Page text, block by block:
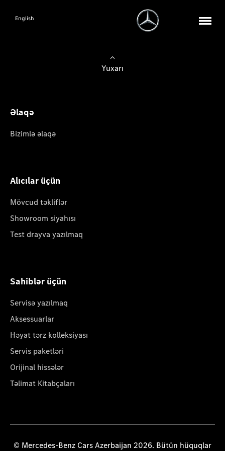
English
Yuxarı
Əlaqə
Bizimlə əlaqə
Alıcılar üçün
Mövcud təkliflər
Showroom siyahısı
Test drayva yazılmaq
Sahiblər üçün
Servisə yazılmaq
Aksessuarlar
Həyat tərz kolleksiyası
Servis paketləri
Orijinal hissələr
Təlimat Kitabçaları
© Mercedes-Benz Cars Azerbaijan 2026. Bütün hüquqlar